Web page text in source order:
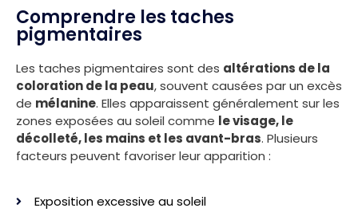
Comprendre les taches
pigmentaires
Les taches pigmentaires sont des altérations de la
coloration de la peau, souvent causées par un excès
de mélanine. Elles apparaissent généralement sur les
zones exposées au soleil comme le visage, le
décolleté, les mains et les avant-bras. Plusieurs
facteurs peuvent favoriser leur apparition :
Exposition excessive au soleil